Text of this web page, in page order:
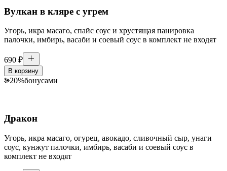
Вулкан в кляре с угрем
Угорь, икра масаго, спайс соус и хрустящая панировка
палочки, имбирь, васаби и соевый соус в комплект не входят
690 ₽
В корзину
20%бонусами
Дракон
Угорь, икра масаго, огурец, авокадо, сливочный сыр, унаги
соус, кунжут палочки, имбирь, васаби и соевый соус в
комплект не входят